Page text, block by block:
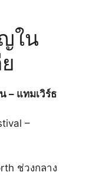
ใน
– แทมเวิร์ธ
–
ช่วงกลาง